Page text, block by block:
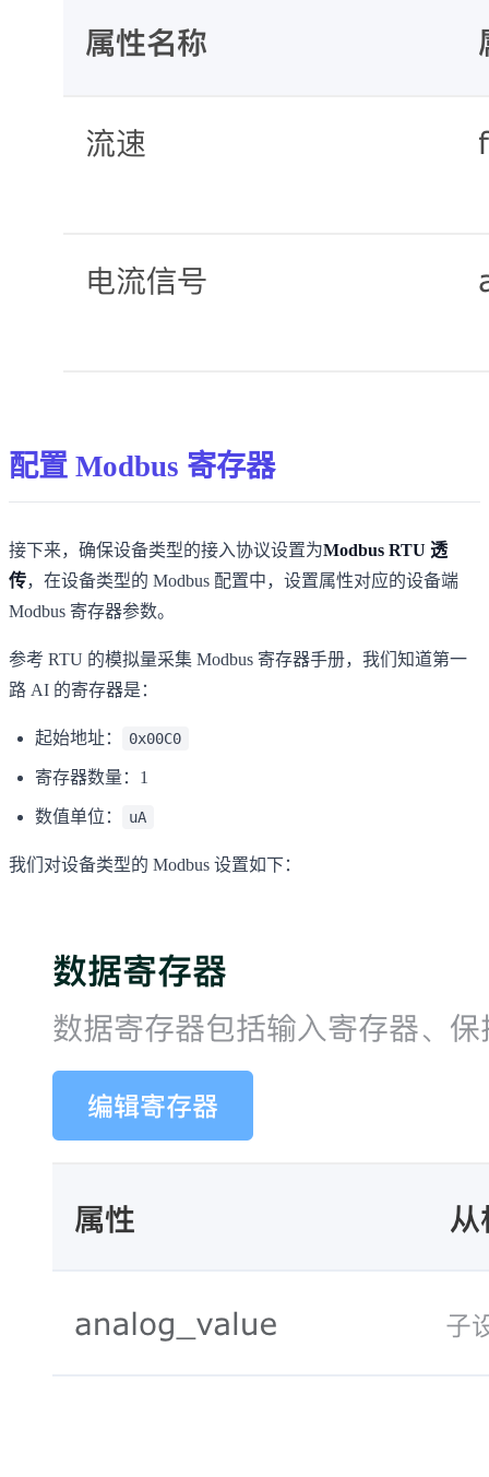
配置 Modbus 寄存器
接下来，确保设备类型的接入协议设置为Modbus RTU 透
传，在设备类型的 Modbus 配置中，设置属性对应的设备端
Modbus 寄存器参数。
参考 RTU 的模拟量采集 Modbus 寄存器手册，我们知道第一
路 AI 的寄存器是：
起始地址： 0x00C0
寄存器数量：1
数值单位： uA
我们对设备类型的 Modbus 设置如下：